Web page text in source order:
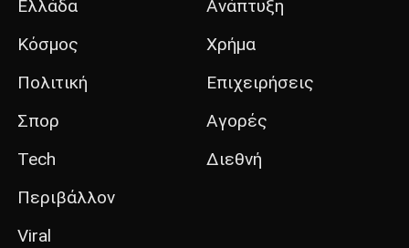
Ελλάδα
Κόσμος
Πολιτική
Σπορ
Tech
Περιβάλλον
Viral
Ανάπτυξη
Χρήμα
Επιχειρήσεις
Αγορές
Διεθνή